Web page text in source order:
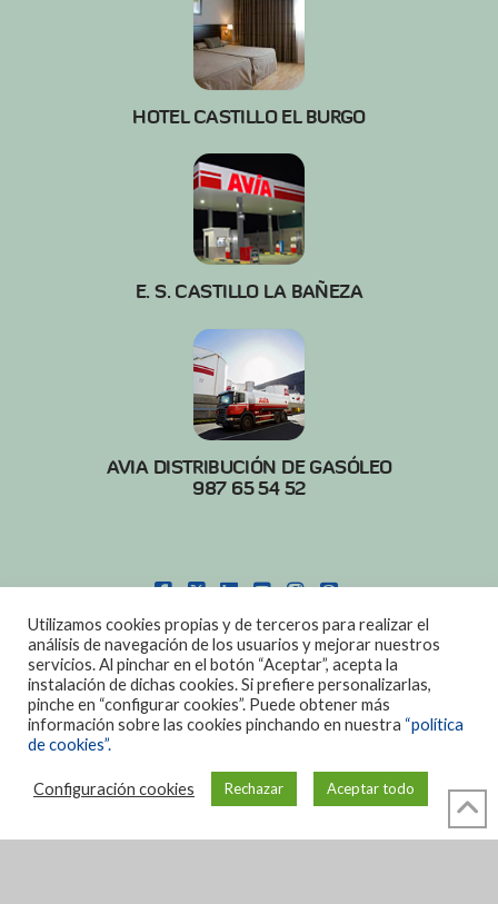
HOTEL CASTILLO EL BURGO
E. S. CASTILLO LA BAÑEZA
AVIA DISTRIBUCIÓN DE GASÓLEO
987 65 54 52
POLITICA DE COOKIES|AVISO LEGAL
DISEÑO: DIAN SISTEMAS
Utilizamos cookies propias y de terceros para realizar el
análisis de navegación de los usuarios y mejorar nuestros
servicios. Al pinchar en el botón “Aceptar”, acepta la
instalación de dichas cookies. Si prefiere personalizarlas,
pinche en “configurar cookies”. Puede obtener más
información sobre las cookies pinchando en nuestra “política
de cookies”.
Configuración cookies Rechazar Aceptar todo